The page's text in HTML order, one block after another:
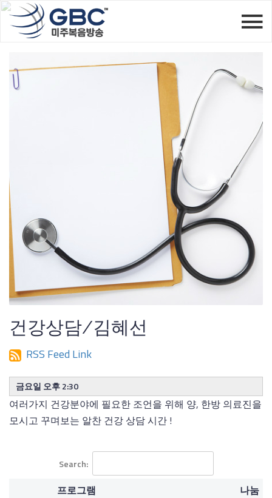
건강상담/김혜선
RSS Feed Link
금요일 오후 2:30
여러가지 건강분야에 필요한 조언을 위해 양, 한방 의료진을
모시고 꾸며보는 알찬 건강 상담 시간 !
Search:
프로그램 나눔